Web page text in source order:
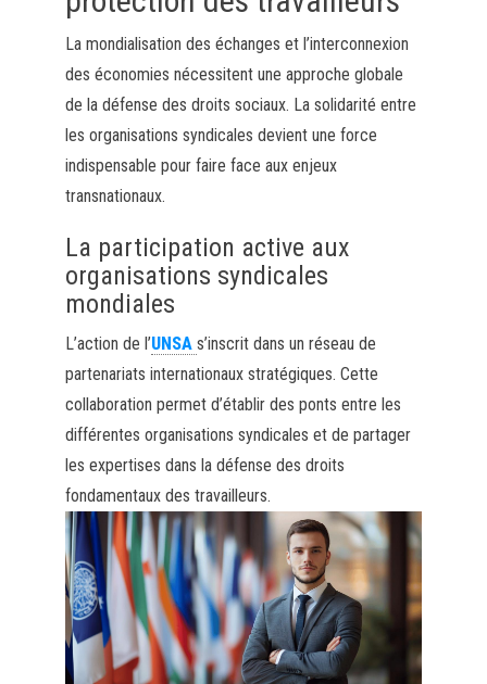
La mondialisation des échanges et l’interconnexion
des économies nécessitent une approche globale
de la défense des droits sociaux. La solidarité entre
les organisations syndicales devient une force
indispensable pour faire face aux enjeux
transnationaux.
La participation active aux
organisations syndicales
mondiales
L’action de l’UNSA s’inscrit dans un réseau de
partenariats internationaux stratégiques. Cette
collaboration permet d’établir des ponts entre les
différentes organisations syndicales et de partager
les expertises dans la défense des droits
fondamentaux des travailleurs.